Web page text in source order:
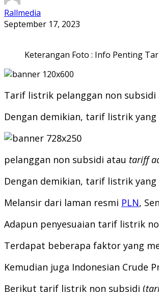
Rallmedia
September 17, 2023
Keterangan Foto : Info Penting
Tarif listrik pelanggan non subsidi
Dengan demikian, tarif listrik
pelanggan non subsidi atau tariff
Dengan demikian, tarif listrik
Melansir dari laman resmi PLN,
Adapun penyesuaian tarif listrik
Terdapat beberapa faktor yang
Kemudian juga Indonesian Crude
Berikut tarif listrik non subsidi (